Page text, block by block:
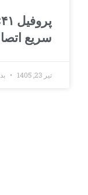
سریع
تیر 23, 1405